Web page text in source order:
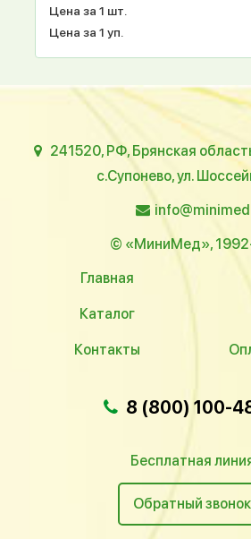
Цена за 1 шт.
Цена за 1 уп.
241520, РФ, Брянская
с.Супонево, ул.
© «МиниМед»,
Главная
Каталог
Контакты
8 (800) 100-
Бесплатная
Обратный звонок